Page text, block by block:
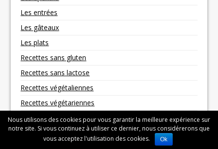
Les entrées
Les gâteaux
Les plats
Recettes sans gluten
Recettes sans lactose
Recettes végétaliennes
Recettes végétariennes
Copyright © 2026
Nous utilisons des cookies pour vous garantir la meilleure expérience sur
notre site. Si vous continuez à utiliser ce dernier, nous considérerons que
vous acceptez l'utilisation des cookies.
Ok